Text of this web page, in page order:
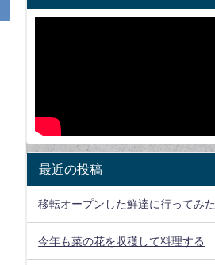
最近の投稿
移転オープンした鮮達に行ってみた
今年も菜の花を収穫して料理する